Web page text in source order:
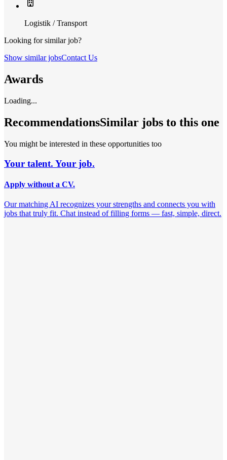
Logistik / Transport
Looking for similar job?
Show similar jobsContact Us
Awards
Loading...
RecommendationsSimilar jobs to this one
You might be interested in these opportunities too
Your talent. Your job.
Apply without a CV.
Our matching AI recognizes your strengths and connects you with
jobs that truly fit. Chat instead of filling forms — fast, simple, direct.